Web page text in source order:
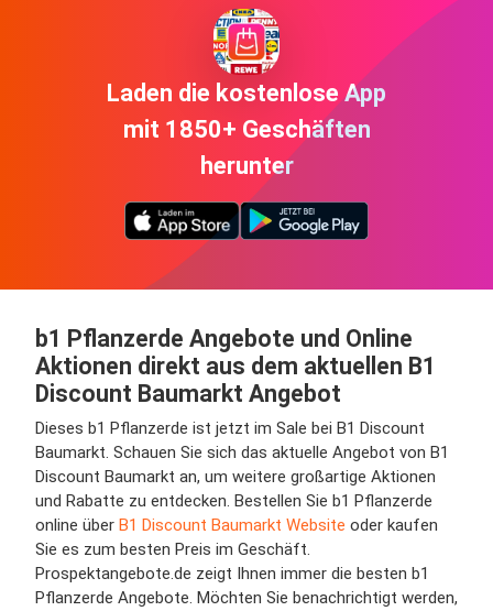
Laden die kostenlose App
mit 1850+ Geschäften
herunter
b1 Pflanzerde Angebote und Online
Aktionen direkt aus dem aktuellen B1
Discount Baumarkt Angebot
Dieses b1 Pflanzerde ist jetzt im Sale bei B1 Discount
Baumarkt. Schauen Sie sich das aktuelle Angebot von B1
Discount Baumarkt an, um weitere großartige Aktionen
und Rabatte zu entdecken. Bestellen Sie b1 Pflanzerde
online über B1 Discount Baumarkt Website oder kaufen
Sie es zum besten Preis im Geschäft.
Prospektangebote.de zeigt Ihnen immer die besten b1
Pflanzerde Angebote. Möchten Sie benachrichtigt werden,